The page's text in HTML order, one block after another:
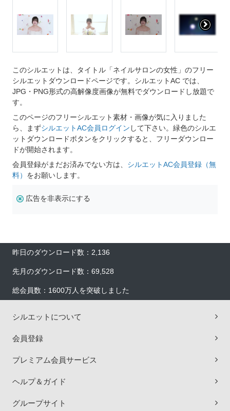
このシルエットは、タイトル「ネイルサロンの女性」のフリー
シルエットダウンロードページです。シルエットAC では、
JPG・PNG形式の高解像度画像が無料でダウンロードし放題で
す。
このページのフリーシルエット素材・画像が気に入りました
ら、まずシルエットAC会員ログイン して下さい。緑色のシルエ
ットダウンロードボタンをクリックすると、フリーダウンロー
ドが開始されます。
会員登録がまだお済みでない方は、 シルエットAC会員登録（無
料） をお願いします。
広告を非表示にする
昨日のダウンロード数：2,136
先月のダウンロード数：69,528
総会員数：1600万人を突破しました
シルエットについて
会員登録
プレミアム会員サービス
ヘルプ＆ガイド
グループサイト